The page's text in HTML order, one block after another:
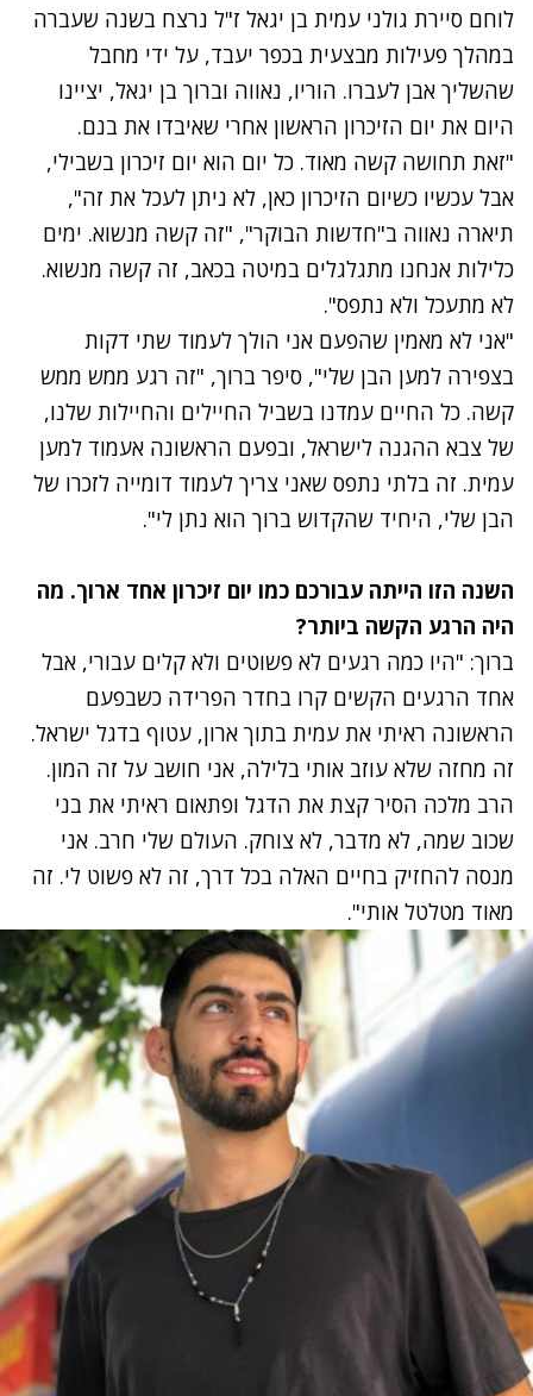
לוחם סיירת גולני עמית בן יגאל ז"ל נרצח בשנה שעברה
במהלך פעילות מבצעית בכפר יעבד, על ידי מחבל
שהשליך אבן לעברו. הוריו, נאווה וברוך בן יגאל, יציינו
היום את יום הזיכרון הראשון אחרי שאיבדו את בנם.
"זאת תחושה קשה מאוד. כל יום הוא יום זיכרון בשבילי,
אבל עכשיו כשיום הזיכרון כאן, לא ניתן לעכל את זה",
תיארה נאווה ב"חדשות הבוקר", "זה קשה מנשוא. ימים
כלילות אנחנו מתגלגלים במיטה בכאב, זה קשה מנשוא.
לא מתעכל ולא נתפס".
"אני לא מאמין שהפעם אני הולך לעמוד שתי דקות
בצפירה למען הבן שלי", סיפר ברוך, "זה רגע ממש ממש
קשה. כל החיים עמדנו בשביל החיילים והחיילות שלנו,
של צבא ההגנה לישראל, ובפעם הראשונה אעמוד למען
עמית. זה בלתי נתפס שאני צריך לעמוד דומייה לזכרו של
הבן שלי, היחיד שהקדוש ברוך הוא נתן לי".
השנה הזו הייתה עבורכם כמו יום זיכרון אחד ארוך. מה
היה הרגע הקשה ביותר?
ברוך: "היו כמה רגעים לא פשוטים ולא קלים עבורי, אבל
אחד הרגעים הקשים קרו בחדר הפרידה כשבפעם
הראשונה ראיתי את עמית בתוך ארון, עטוף בדגל ישראל.
זה מחזה שלא עוזב אותי בלילה, אני חושב על זה המון.
הרב מלכה הסיר קצת את הדגל ופתאום ראיתי את בני
שכוב שמה, לא מדבר, לא צוחק. העולם שלי חרב. אני
מנסה להחזיק בחיים האלה בכל דרך, זה לא פשוט לי. זה
מאוד מטלטל אותי".